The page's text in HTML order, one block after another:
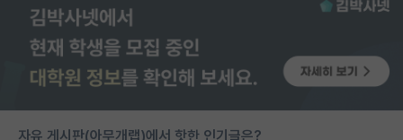
자유 게시판(아무개랩)에서 핫한 인기글은?